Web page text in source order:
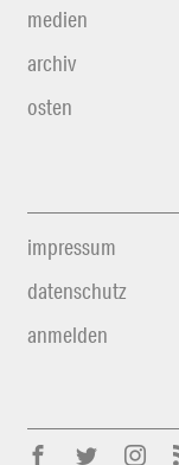
medien
archiv
osten
impressum
datenschutz
anmelden